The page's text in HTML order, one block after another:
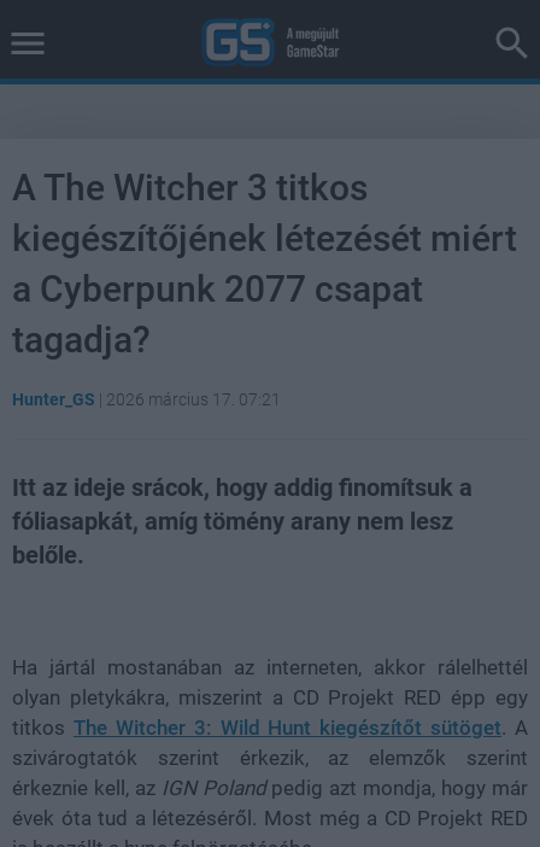
A The Witcher 3 titkos
kiegészítőjének létezését miért
a Cyberpunk 2077 csapat
tagadja?
Hunter_GS | 2026 március 17. 07:21
Itt az ideje srácok, hogy addig finomítsuk a
fóliasapkát, amíg tömény arany nem lesz
belőle.
Ha jártál mostanában az interneten, akkor rálelhettél
olyan pletykákra, miszerint a CD Projekt RED épp egy
titkos The Witcher 3: Wild Hunt kiegészítőt sütöget. A
szivárogtatók szerint érkezik, az elemzők szerint
érkeznie kell, az IGN Polandpedig azt mondja, hogy már
évek óta tud a létezéséről. Most még a CD Projekt RED